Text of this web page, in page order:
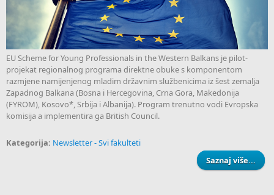
EU Scheme for Young Professionals in the Western Balkans je pilot-
projekat regionalnog programa direktne obuke s komponentom
razmjene namijenjenog mladim državnim službenicima iz šest zemalja
Zapadnog Balkana (Bosna i Hercegovina, Crna Gora, Makedonija
(FYROM), Kosovo*, Srbija i Albanija). Program trenutno vodi Evropska
komisija a implementira ga British Council.
Kategorija: Newsletter - Svi fakulteti
Saznaj više...